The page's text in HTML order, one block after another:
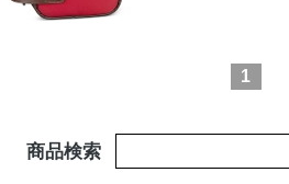
1
商品検索